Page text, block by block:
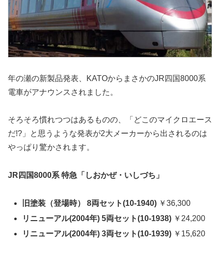
年の瀬の新製品発表、KATOからまさかのJR四国8000系
電車がアナウンスされました。
そろそろ慣れつつはあるものの、「どこのマイクロエース
だ!?」と思うような発表が2大メーカーから出されるのは
やっぱり驚かされます。
JR四国8000系 特急「しおかぜ・いしづち」
旧塗装（登場時） 8両セット(10-1940) ￥36,300
リニューアル(2004年) 5両セット(10-1938) ￥24,200
リニューアル(2004年) 3両セット(10-1939) ￥15,620